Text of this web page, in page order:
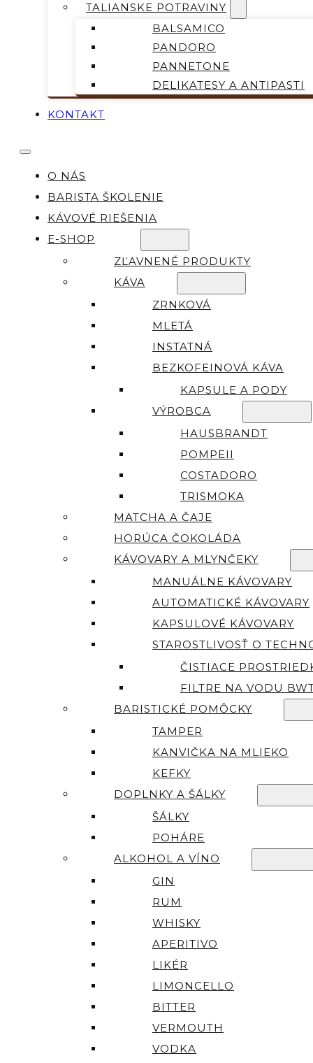
TALIANSKE POTRAVINY
BALSAMICO
PANDORO
PANNETONE
DELIKATESY A ANTIPASTI
KONTAKT
O NÁS
BARISTA ŠKOLENIE
KÁVOVÉ RIEŠENIA
E-SHOP
ZĽAVNENÉ PRODUKTY
KÁVA
ZRNKOVÁ
MLETÁ
INSTATNÁ
BEZKOFEINOVÁ KÁVA
KAPSULE A PODY
VÝROBCA
HAUSBRANDT
POMPEII
COSTADORO
TRISMOKA
MATCHA A ČAJE
HORÚCA ČOKOLÁDA
KÁVOVARY A MLYNČEKY
MANUÁLNE KÁVOVARY
AUTOMATICKÉ KÁVOVARY
KAPSULOVÉ KÁVOVARY
STAROSTLIVOSŤ O
ČISTIACE
FILTRE NA VODU
BARISTICKÉ POMÔCKY
TAMPER
KANVIČKA NA MLIEKO
KEFKY
DOPLNKY A ŠÁLKY
ŠÁLKY
POHÁRE
ALKOHOL A VÍNO
GIN
RUM
WHISKY
APERITIVO
LIKÉR
LIMONCELLO
BITTER
VERMOUTH
VODKA